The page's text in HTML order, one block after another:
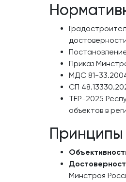
Приказ
МДС 81-
СП
ТЕР-2025
объектов в
Минстроя